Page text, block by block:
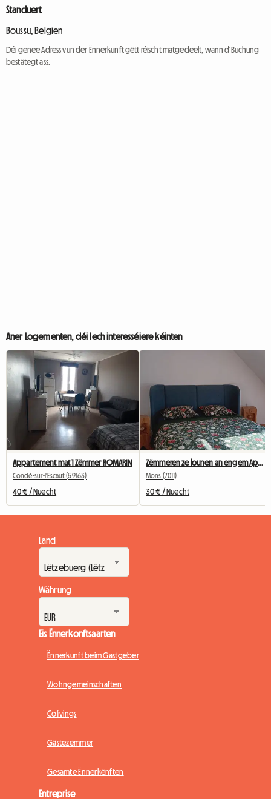
Standuert
Boussu, Belgien
Déi genee Adress vun der Ënnerkunft gëtt réischt matgedeelt, wann d'Buchung
bestätegt ass.
Aner Logementen, déi Iech interesséiere kéinten
Appartement mat 1 Zëmmer ROMARIN
Condé-sur-l'Escaut (59163)
40 € / Nuecht
Zëmmeren ze lounen an engem Appartement, Pairidaiza, Mons, Ath
Mons (7011)
30 € / Nuecht
Land
Währung
Eis Ënnerkonftsaarten
Ënnerkunft beim Gastgeber
Wohngemeinschaften
Colivings
Gästezëmmer
Gesamte Ënnerkënften
Entreprise